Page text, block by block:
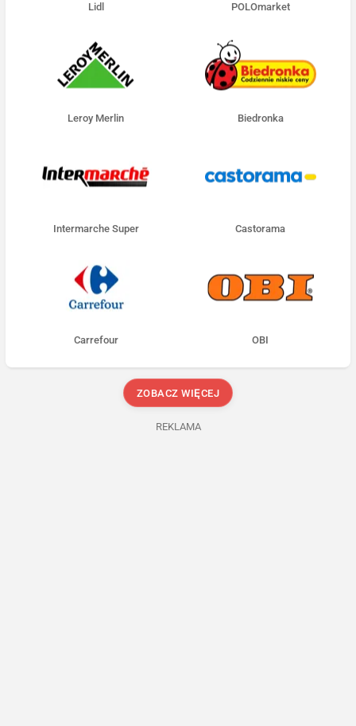
Lidl POLOmarket
Leroy Merlin Biedronka
Intermarche Super Castorama
Carrefour OBI
ZOBACZ WIĘCEJ
REKLAMA